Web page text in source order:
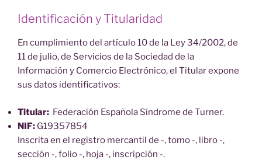
Identificación y Titularidad
En cumplimiento del artículo 10 de la Ley 34/2002, de
11 de julio, de Servicios de la Sociedad de la
Información y Comercio Electrónico, el Titular expone
sus datos identificativos:
Titular: Federación Española Síndrome de Turner.
NIF: G19357854
Inscrita en el registro mercantil de -, tomo -, libro -,
sección -, folio -, hoja -, inscripción -.